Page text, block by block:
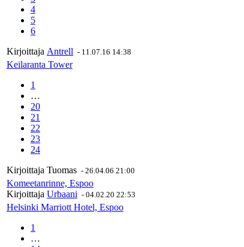
4
5
6
Kirjoittaja Antrell - 11.07.16 14:38
Keilaranta Tower
1
…
20
21
22
23
24
Kirjoittaja Tuomas - 26.04.06 21:00
Komeetanrinne, Espoo
Kirjoittaja Urbaani - 04.02.20 22:53
Helsinki Marriott Hotel, Espoo
1
…